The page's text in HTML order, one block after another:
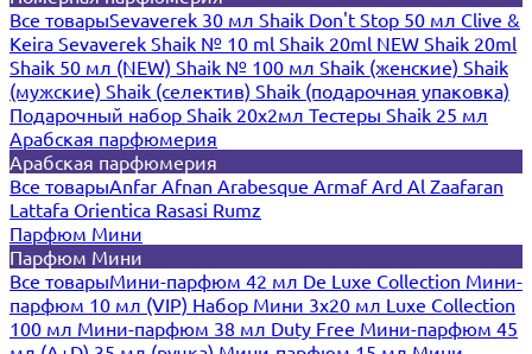
Все товарыSevaverek 30 мл Shaik Don't Stop 50 мл Clive &
Keira Sevaverek Shaik № 10 ml Shaik 20ml NEW Shaik 20ml
Shaik 50 мл (NEW) Shaik № 100 мл Shaik (женские) Shaik
(мужские) Shaik (селектив) Shaik (подарочная упаковка)
Подарочный набор Shaik 20х2мл Тестеры Shaik 25 мл
Арабская парфюмерия
Арабская парфюмерия
Все товарыAnfar Afnan Arabesque ArmafArd Al Zaafaran
Lattafa Orientica Rasasi Rumz
Парфюм Мини
Парфюм Мини
Все товарыМини-парфюм 42 мл De Luxe Collection Мини-
парфюм 10 мл (VIP) Набор Мини 3x20 мл Luxe Collection
100 мл Мини-парфюм 38 мл Duty Free Мини-парфюм 45